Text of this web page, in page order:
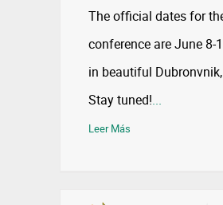
The official dates for
conference are June 8-
in beautiful
Stay tuned!...
Leer Más